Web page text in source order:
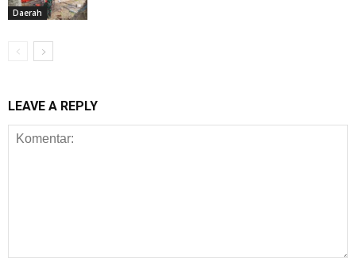
Daerah
LEAVE A REPLY